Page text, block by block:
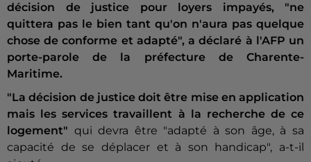
décision de justice pour loyers impayés, "ne
quittera pas le bien tant qu'on n'aura pas quelque
chose de conforme et adapté", a déclaré à l'AFP un
porte-parole de la préfecture de Charente-
Maritime.
"La décision de justice doit être mise en application
mais les services travaillent à la recherche de ce
logement" qui devra être "adapté à son âge, à sa
capacité de se déplacer et à son handicap", a-t-il